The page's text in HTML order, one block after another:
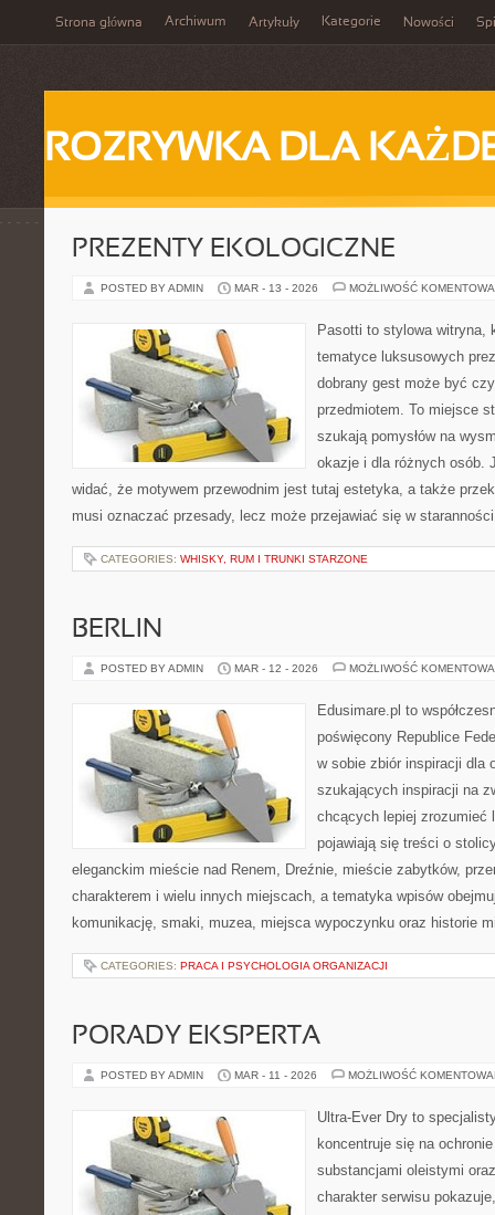
Strona główna Archiwum Artykuły Kategorie Nowości
ROZRYWKA DLA
PREZENTY EKOLOGICZNE
POSTED BY ADMIN MAR - 13 - 2026 MOŻLIWOŚĆ
Pasotti to stylowa witryna,
tematyce luksusowych
dobrany gest może być
przedmiotem. To miejsce
szukają pomysłów na
okazje i dla różnych osób.
widać, że motywem przewodnim jest tutaj estetyka, a także
musi oznaczać przesady, lecz może przejawiać się w
CATEGORIES: WHISKY, RUM I TRUNKI STARZONE
BERLIN
POSTED BY ADMIN MAR - 12 - 2026 MOŻLIWOŚĆ
Edusimare.pl to
poświęcony Republice
w sobie zbiór inspiracji dla
szukających inspiracji na
chcących lepiej zrozumieć
pojawiają się treści o
eleganckim mieście nad Renem, Dreźnie, mieście zabytków,
charakterem i wielu innych miejscach, a tematyka wpisów
komunikację, smaki, muzea, miejsca wypoczynku oraz historie
CATEGORIES: PRACA I PSYCHOLOGIA ORGANIZACJI
PORADY EKSPERTA
POSTED BY ADMIN MAR - 11 - 2026 MOŻLIWOŚĆ
Ultra-Ever Dry to
koncentruje się na
substancjami oleistymi
charakter serwisu